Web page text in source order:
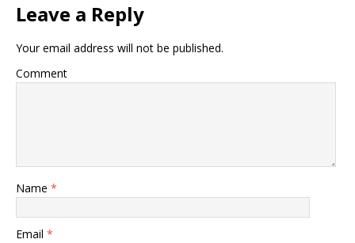
Leave a Reply
Your email address will not be published.
Comment
Name *
Email *